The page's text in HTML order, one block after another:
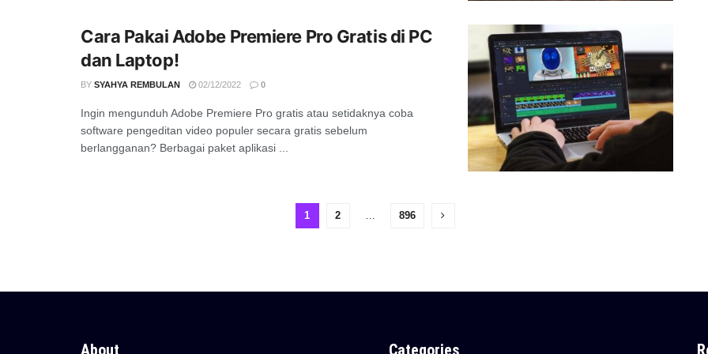
Cara Pakai Adobe Premiere Pro Gratis di PC
dan Laptop!
BY SYAHYA REMBULAN 02/12/2022 0
Ingin mengunduh Adobe Premiere Pro gratis atau setidaknya coba
software pengeditan video populer secara gratis sebelum
berlangganan? Berbagai paket aplikasi ...
1 2 … 896
About Categories